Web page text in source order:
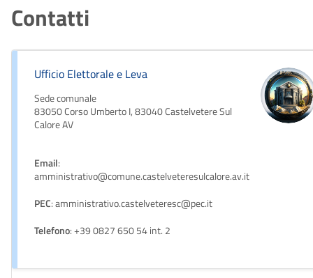
Contatti
Ufficio Elettorale e Leva
Sede comunale
83050 Corso Umberto I, 83040 Castelvetere Sul
Calore AV
Email:
amministrativo@comune.castelveteresulcalore.av.it
PEC: amministrativo.castelveteresc@pec.it
Telefono: +39 0827 650 54 int. 2